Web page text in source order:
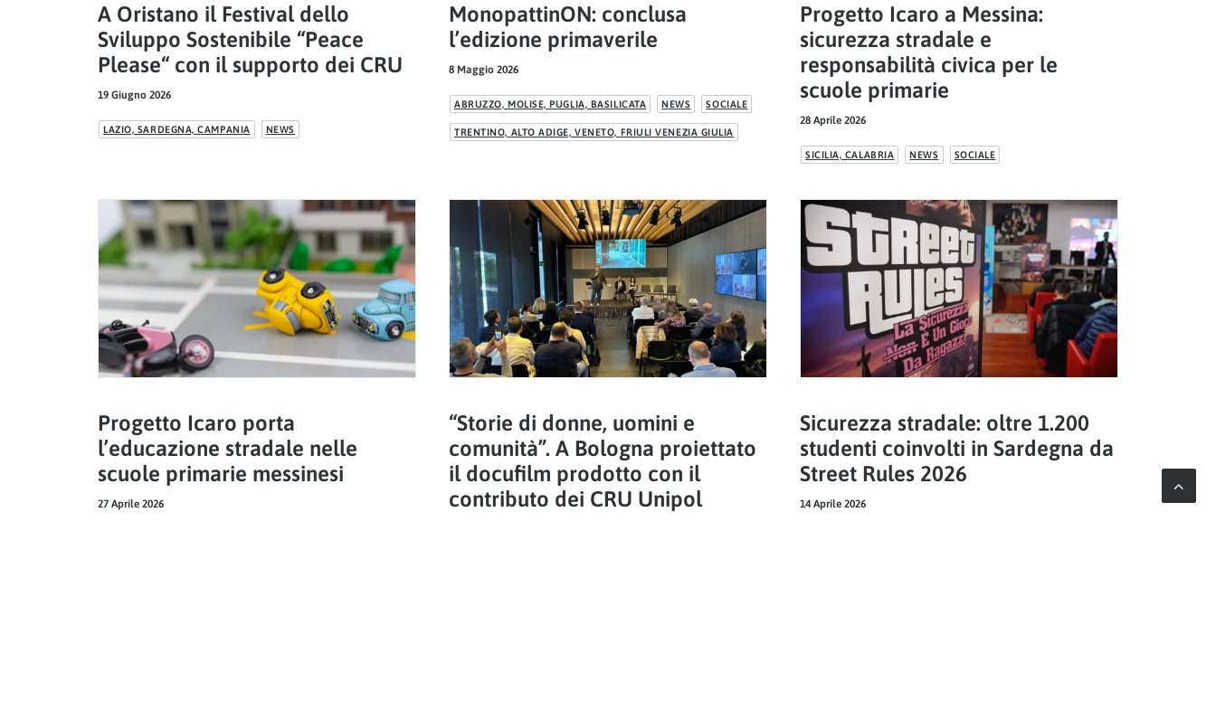
A Oristano il Festival dello
Sviluppo Sostenibile “Peace
Please“ con il supporto dei CRU
19 Giugno 2026
LAZIO, SARDEGNA, CAMPANIA NEWS
MonopattinON: conclusa
l’edizione primaverile
8 Maggio 2026
ABRUZZO, MOLISE, PUGLIA, BASILICATA NEWS SOCIALE
TRENTINO, ALTO ADIGE, VENETO, FRIULI VENEZIA GIULIA
Progetto Icaro a Messina:
sicurezza stradale e
responsabilità civica per le
scuole primarie
28 Aprile 2026
SICILIA, CALABRIA NEWS SOCIALE
Progetto Icaro porta
l’educazione stradale nelle
scuole primarie messinesi
27 Aprile 2026
“Storie di donne, uomini e
comunità”. A Bologna proiettato
il docufilm prodotto con il
contributo dei CRU Unipol
Sicurezza stradale: oltre 1.200
studenti coinvolti in Sardegna da
Street Rules 2026
14 Aprile 2026